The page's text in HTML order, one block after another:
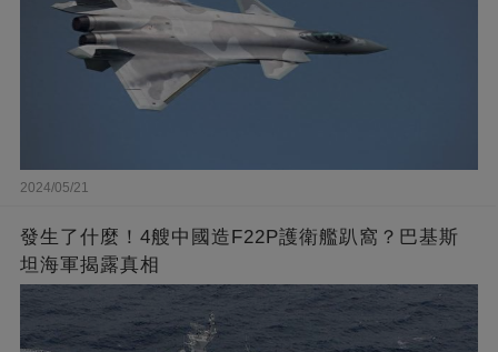
2024/05/21
發生了什麼！4艘中國造F22P護衛艦趴窩？巴基斯
坦海軍揭露真相